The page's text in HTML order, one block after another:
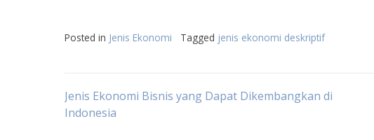
Posted in Jenis Ekonomi Tagged jenis ekonomi deskriptif
Post
Jenis Ekonomi Bisnis yang Dapat Dikembangkan di
Indonesia